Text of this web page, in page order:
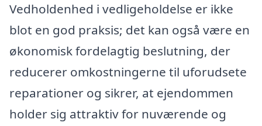
Vedholdenhed i vedligeholdelse er ikke
blot en god praksis; det kan også være en
økonomisk fordelagtig beslutning, der
reducerer omkostningerne til uforudsete
reparationer og sikrer, at ejendommen
holder sig attraktiv for nuværende og